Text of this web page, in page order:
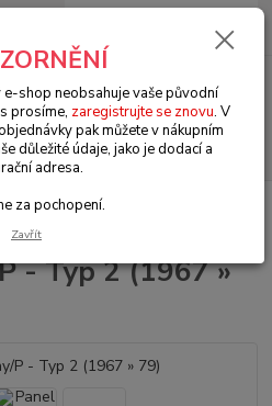
Menu
Hledat
0 Kč
Karosářské díly (Karosseridele)
- Typ 2 (1967 »
e-shop neobsahuje vaše původní
prosíme, zaregistrujte se znovu. V
pak můžete v nákupním
důležité údaje, jako je dodací a
adresa.
za pochopení.
Zavřít